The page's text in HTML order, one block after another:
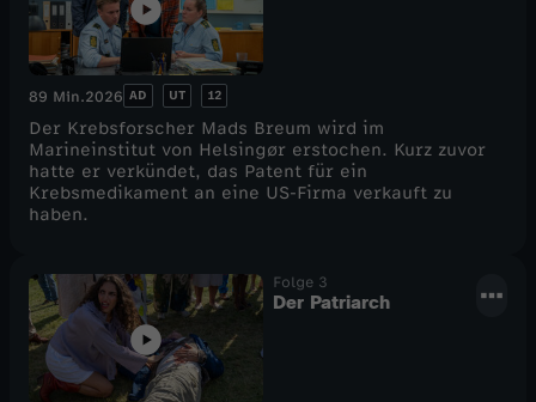
-
T
ö
d
i
c
89 Min.2026 AD UT 12
Der Krebsforscher Mads Breum wird im
Marineinstitut von Helsingør erstochen. Kurz zuvor
hatte er verkündet, das Patent für ein
Krebsmedikament an eine US-Firma verkauft zu
haben.
Folge 3
Der Patriarch